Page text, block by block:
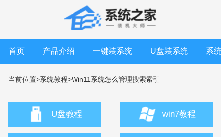
首页 产品介绍 一键装系统 U盘装系统 系
当前位置>系统教程>Win11系统怎么管理搜索索引
U盘教程 win7教程